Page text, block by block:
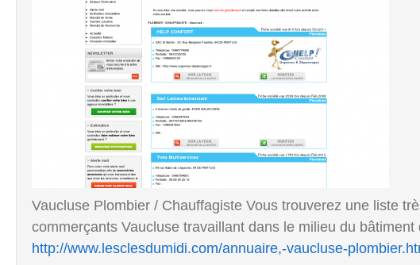
Vaucluse Plombier / Chauffagiste Vous trouverez une liste
commerçants Vaucluse travaillant dans le milieu du bâtiment
http://www.lesclesdumidi.com/annuaire,-vaucluse-